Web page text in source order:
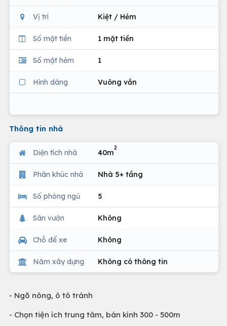
Vị trí Kiệt / Hẻm
Số mặt tiền 1 mặt tiền
Số mặt hẻm 1
Hình dáng Vuông vắn
Thông tin nhà
Diện tích nhà 40m
2
Phân khúc nhà Nhà 5+ tầng
Số phòng ngủ 5
Sân vườn Không
Chỗ để xe Không
Năm xây dựng Không có thông tin
- Ngõ nông, ô tô tránh
- Chọn tiện ích trung tâm, bán kính 300 - 500m